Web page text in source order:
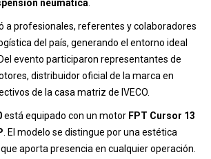
neumática
a profesionales, referentes y colaboradores
del país, generando el entorno ideal
evento participaron representantes de
distribuidor oficial de la marca en
de la casa matriz de IVECO.
está equipado con un motor FPT Cursor 13
. El modelo se distingue por una estética
aporta presencia en cualquier operación.